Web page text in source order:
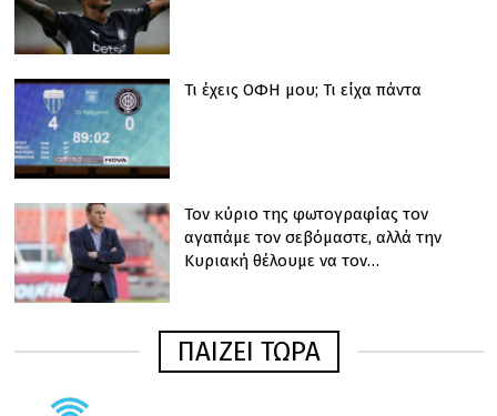
Τι έχεις ΟΦΗ μου; Τι είχα πάντα
Τον κύριο της φωτογραφίας τον
αγαπάμε τον σεβόμαστε, αλλά την
Κυριακή θέλουμε να τον…
ΠΑΙΖΕΙ ΤΩΡΑ